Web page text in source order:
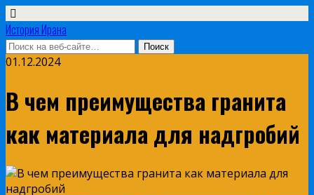
История Ирана
01.12.2024
В чем преимущества гранита
как материала для надгробий